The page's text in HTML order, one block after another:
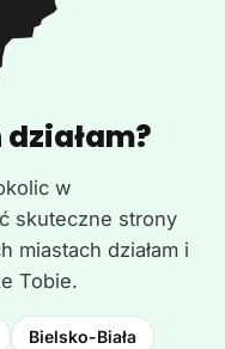
w
skuteczne strony
miastach działam i
Tobie.
Bielsko-Biała